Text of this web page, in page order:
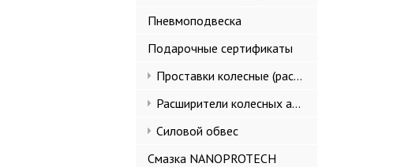
Пневмоподвеска
Подарочные сертификаты
Проставки колесные (расширители колеи)
Расширители колесных арок и брызговики
Силовой обвес
Смазка NANOPROTECH